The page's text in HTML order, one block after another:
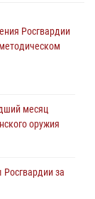
Росгвардии
месяц
оружия
за